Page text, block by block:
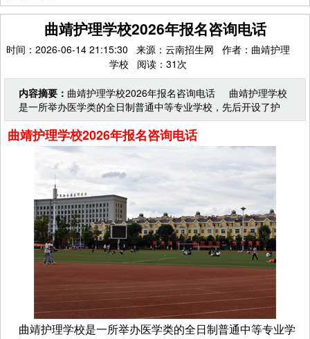
曲靖护理学校2026年报名咨询电话
时间：2026-06-14 21:15:30 来源：云南招生网 作者：曲靖护理
学校 阅读：31次
内容摘要： 曲靖护理学校2026年报名咨询电话 曲靖护理学校
是一所举办医学类的全日制普通中等专业学校，先后开设了护
理、助产、中医康复保健、中医、药剂(药学)、农村医
曲靖护理学校2026年报名咨询电话
曲靖护理学校是一所举办医学类的全日制普通中等专业学